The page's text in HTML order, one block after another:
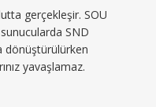
gerçekleşir. SOU
SND
dönüştürülürken
yavaşlamaz.